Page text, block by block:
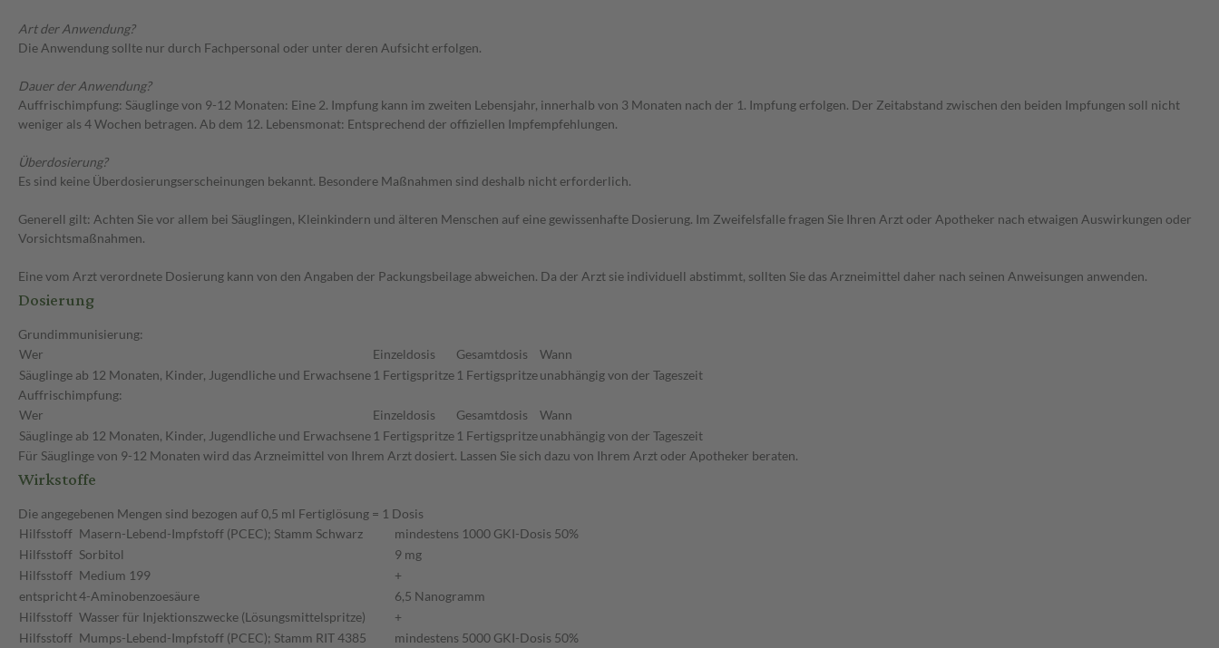
Art der Anwendung?
Die Anwendung sollte nur durch Fachpersonal oder unter deren Aufsicht erfolgen.
Dauer der Anwendung?
Auffrischimpfung: Säuglinge von 9-12 Monaten: Eine 2. Impfung kann im zweiten Lebensjahr, innerhalb von 3 Monaten nach der 1. Impfung erfolgen. Der Zeitabstand zwischen den beiden Impfungen soll nicht
weniger als 4 Wochen betragen. Ab dem 12. Lebensmonat: Entsprechend der offiziellen Impfempfehlungen.
Überdosierung?
Es sind keine Überdosierungserscheinungen bekannt. Besondere Maßnahmen sind deshalb nicht erforderlich.
Generell gilt: Achten Sie vor allem bei Säuglingen, Kleinkindern und älteren Menschen auf eine gewissenhafte Dosierung. Im Zweifelsfalle fragen Sie Ihren Arzt oder Apotheker nach etwaigen Auswirkungen oder
Vorsichtsmaßnahmen.
Eine vom Arzt verordnete Dosierung kann von den Angaben der Packungsbeilage abweichen. Da der Arzt sie individuell abstimmt, sollten Sie das Arzneimittel daher nach seinen Anweisungen anwenden.
Dosierung
Grundimmunisierung:
Wer
Einzeldosis Gesamtdosis
Wann
Säuglinge ab 12 Monaten, Kinder, Jugendliche und Erwachsene 1 Fertigspritze 1 Fertigspritzeunabhängig von der Tageszeit
Auffrischimpfung:
Wer
Einzeldosis Gesamtdosis
Wann
Säuglinge ab 12 Monaten, Kinder, Jugendliche und Erwachsene 1 Fertigspritze 1 Fertigspritzeunabhängig von der Tageszeit
Für Säuglinge von 9-12 Monaten wird das Arzneimittel von Ihrem Arzt dosiert. Lassen Sie sich dazu von Ihrem Arzt oder Apotheker beraten.
Wirkstoffe
Die angegebenen Mengen sind bezogen auf 0,5 ml Fertiglösung = 1 Dosis
Hilfsstoff Masern-Lebend-Impfstoff (PCEC); Stamm Schwarz
mindestens 1000 GKI-Dosis 50%
Hilfsstoff Sorbitol
9 mg
Hilfsstoff Medium 199
+
entspricht4-Aminobenzoesäure
6,5 Nanogramm
Hilfsstoff Wasser für Injektionszwecke (Lösungsmittelspritze)
+
Hilfsstoff Mumps-Lebend-Impfstoff (PCEC); Stamm RIT 4385
mindestens 5000 GKI-Dosis 50%